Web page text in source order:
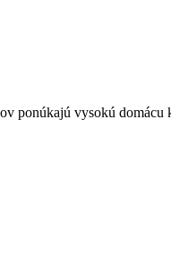
ponúkajú vysokú domácu